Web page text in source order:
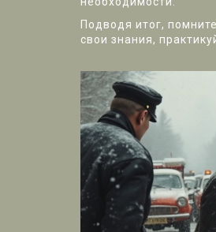
Подводя итог,
свои знания,